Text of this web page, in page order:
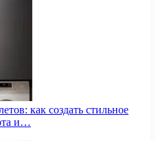
как создать стильное
и…